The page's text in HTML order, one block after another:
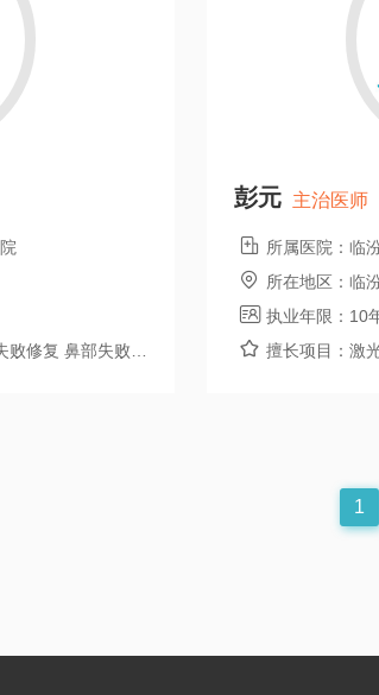
袋失败修复 膨体假体隆鼻 玻尿酸隆鼻 注射瘦脸针
彭元 主治医师
 所属医院：临
 所在地区：临
 执业年限： 10
 擅长项目：激
1